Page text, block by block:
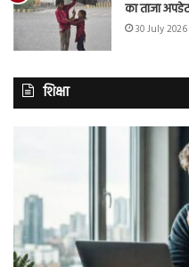
का ताजा अपडेट
30 July
शिक्षा